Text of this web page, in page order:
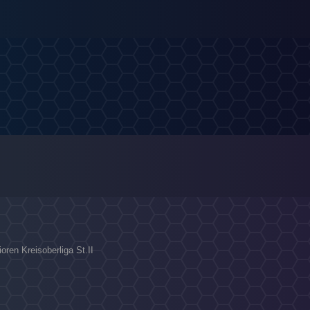
Kreisoberliga St.II